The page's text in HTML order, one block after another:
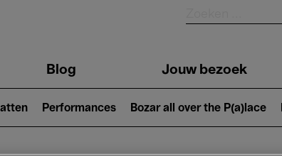
Blog Jouw bezoek
Performances Bozar all over the P(a)lace